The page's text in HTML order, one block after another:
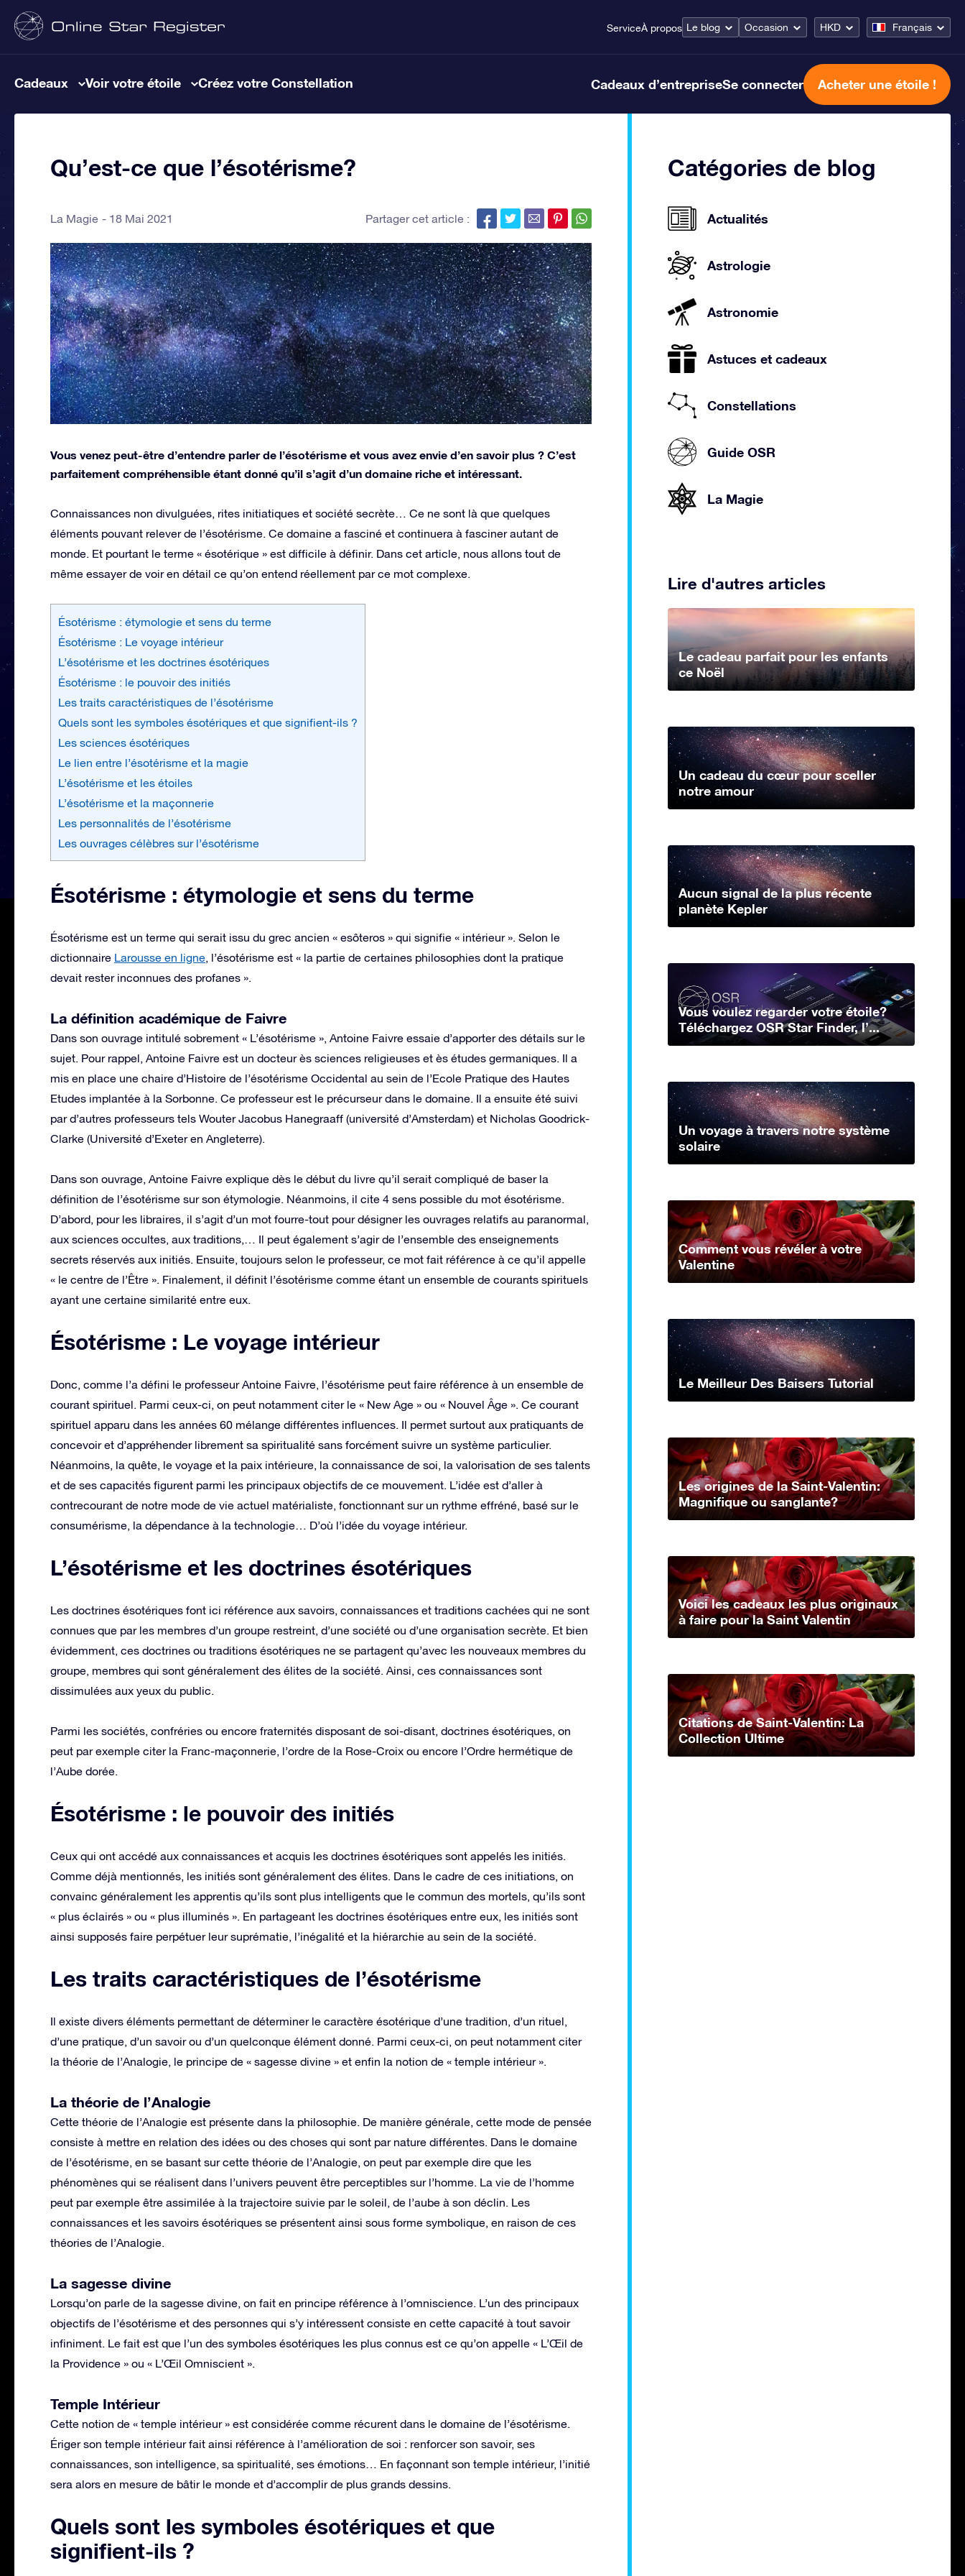
ServiceÀ propos Le blog Occasion HKD Français
Cadeaux Voir votre étoile Créez votre Constellation Cadeaux d’entrepriseSe connecter Acheter une étoile !
Qu’est-ce que l’ésotérisme?
La Magie 18 Mai 2021 Partager cet article :
Vous venez peut-être d’entendre parler de l’ésotérisme et vous avez envie d’en savoir plus ? C’est
parfaitement compréhensible étant donné qu’il s’agit d’un domaine riche et intéressant.
Connaissances non divulguées, rites initiatiques et société secrète… Ce ne sont là que quelques
éléments pouvant relever de l’ésotérisme. Ce domaine a fasciné et continuera à fasciner autant de
monde. Et pourtant le terme « ésotérique » est difficile à définir. Dans cet article, nous allons tout de
même essayer de voir en détail ce qu’on entend réellement par ce mot complexe.
Ésotérisme : étymologie et sens du terme
Ésotérisme : Le voyage intérieur
L’ésotérisme et les doctrines ésotériques
Ésotérisme : le pouvoir des initiés
Les traits caractéristiques de l’ésotérisme
Quels sont les symboles ésotériques et que signifient-ils ?
Les sciences ésotériques
Le lien entre l’ésotérisme et la magie
L’ésotérisme et les étoiles
L’ésotérisme et la maçonnerie
Les personnalités de l’ésotérisme
Les ouvrages célèbres sur l’ésotérisme
Ésotérisme : étymologie et sens du terme
Ésotérisme est un terme qui serait issu du grec ancien « esôteros » qui signifie « intérieur ». Selon le
dictionnaire Larousse en ligne, l’ésotérisme est « la partie de certaines philosophies dont la pratique
devait rester inconnues des profanes ».
La définition académique de Faivre
Dans son ouvrage intitulé sobrement « L’ésotérisme », Antoine Faivre essaie d’apporter des détails sur le
sujet. Pour rappel, Antoine Faivre est un docteur ès sciences religieuses et ès études germaniques. Il a
mis en place une chaire d’Histoire de l’ésotérisme Occidental au sein de l’Ecole Pratique des Hautes
Etudes implantée à la Sorbonne. Ce professeur est le précurseur dans le domaine. Il a ensuite été suivi
par d’autres professeurs tels Wouter Jacobus Hanegraaff (université d’Amsterdam) et Nicholas Goodrick-
Clarke (Université d’Exeter en Angleterre).
Dans son ouvrage, Antoine Faivre explique dès le début du livre qu’il serait compliqué de baser la
définition de l’ésotérisme sur son étymologie. Néanmoins, il cite 4 sens possible du mot ésotérisme.
D’abord, pour les libraires, il s’agit d’un mot fourre-tout pour désigner les ouvrages relatifs au paranormal,
aux sciences occultes, aux traditions,… Il peut également s’agir de l’ensemble des enseignements
secrets réservés aux initiés. Ensuite, toujours selon le professeur, ce mot fait référence à ce qu’il appelle
« le centre de l’Être ». Finalement, il définit l’ésotérisme comme étant un ensemble de courants spirituels
ayant une certaine similarité entre eux.
Ésotérisme : Le voyage intérieur
Donc, comme l’a défini le professeur Antoine Faivre, l’ésotérisme peut faire référence à un ensemble de
courant spirituel. Parmi ceux-ci, on peut notamment citer le « New Age » ou « Nouvel Âge ». Ce courant
spirituel apparu dans les années 60 mélange différentes influences. Il permet surtout aux pratiquants de
concevoir et d’appréhender librement sa spiritualité sans forcément suivre un système particulier.
Néanmoins, la quête, le voyage et la paix intérieure, la connaissance de soi, la valorisation de ses talents
et de ses capacités figurent parmi les principaux objectifs de ce mouvement. L’idée est d’aller à
contrecourant de notre mode de vie actuel matérialiste, fonctionnant sur un rythme effréné, basé sur le
consumérisme, la dépendance à la technologie… D’où l’idée du voyage intérieur.
L’ésotérisme et les doctrines ésotériques
Les doctrines ésotériques font ici référence aux savoirs, connaissances et traditions cachées qui ne sont
connues que par les membres d’un groupe restreint, d’une société ou d’une organisation secrète. Et bien
évidemment, ces doctrines ou traditions ésotériques ne se partagent qu’avec les nouveaux membres du
groupe, membres qui sont généralement des élites de la société. Ainsi, ces connaissances sont
dissimulées aux yeux du public.
Parmi les sociétés, confréries ou encore fraternités disposant de soi-disant, doctrines ésotériques, on
peut par exemple citer la Franc-maçonnerie, l’ordre de la Rose-Croix ou encore l’Ordre hermétique de
l’Aube dorée.
Ésotérisme : le pouvoir des initiés
Ceux qui ont accédé aux connaissances et acquis les doctrines ésotériques sont appelés les initiés.
Comme déjà mentionnés, les initiés sont généralement des élites. Dans le cadre de ces initiations, on
convainc généralement les apprentis qu’ils sont plus intelligents que le commun des mortels, qu’ils sont
« plus éclairés » ou « plus illuminés ». En partageant les doctrines ésotériques entre eux, les initiés sont
ainsi supposés faire perpétuer leur suprématie, l’inégalité et la hiérarchie au sein de la société.
Les traits caractéristiques de l’ésotérisme
Il existe divers éléments permettant de déterminer le caractère ésotérique d’une tradition, d’un rituel,
d’une pratique, d’un savoir ou d’un quelconque élément donné. Parmi ceux-ci, on peut notamment citer
la théorie de l’Analogie, le principe de « sagesse divine » et enfin la notion de « temple intérieur ».
La théorie de l’Analogie
Cette théorie de l’Analogie est présente dans la philosophie. De manière générale, cette mode de pensée
consiste à mettre en relation des idées ou des choses qui sont par nature différentes. Dans le domaine
de l’ésotérisme, en se basant sur cette théorie de l’Analogie, on peut par exemple dire que les
phénomènes qui se réalisent dans l’univers peuvent être perceptibles sur l’homme. La vie de l’homme
peut par exemple être assimilée à la trajectoire suivie par le soleil, de l’aube à son déclin. Les
connaissances et les savoirs ésotériques se présentent ainsi sous forme symbolique, en raison de ces
théories de l’Analogie.
La sagesse divine
Lorsqu’on parle de la sagesse divine, on fait en principe référence à l’omniscience. L’un des principaux
objectifs de l’ésotérisme et des personnes qui s’y intéressent consiste en cette capacité à tout savoir
infiniment. Le fait est que l’un des symboles ésotériques les plus connus est ce qu’on appelle « L’Œil de
la Providence » ou « L’Œil Omniscient ».
Temple Intérieur
Cette notion de « temple intérieur » est considérée comme récurent dans le domaine de l’ésotérisme.
Ériger son temple intérieur fait ainsi référence à l’amélioration de soi : renforcer son savoir, ses
connaissances, son intelligence, sa spiritualité, ses émotions… En façonnant son temple intérieur, l’initié
sera alors en mesure de bâtir le monde et d’accomplir de plus grands dessins.
Quels sont les symboles ésotériques et que
signifient-ils ?
Catégories de blog
Actualités
Astrologie
Astronomie
Astuces et cadeaux
Constellations
Guide OSR
La Magie
Lire d'autres articles
Le cadeau parfait pour les enfants
ce Noël
Un cadeau du cœur pour sceller
notre amour
Aucun signal de la plus récente
planète Kepler
Vous voulez regarder votre étoile?
Téléchargez OSR Star Finder, l’...
Un voyage à travers notre système
solaire
Comment vous révéler à votre
Valentine
Le Meilleur Des Baisers Tutorial
Les origines de la Saint-Valentin:
Magnifique ou sanglante?
Voici les cadeaux les plus originaux
à faire pour la Saint Valentin
Citations de Saint-Valentin: La
Collection Ultime